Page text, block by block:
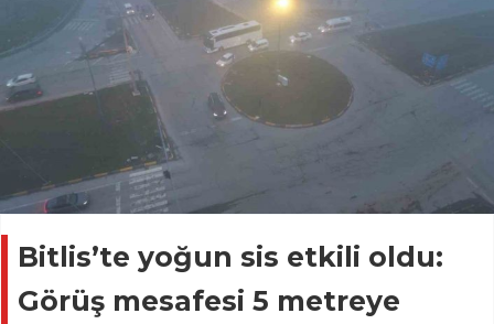
Bitlis’te yoğun sis etkili oldu:
Görüş mesafesi 5 metreye